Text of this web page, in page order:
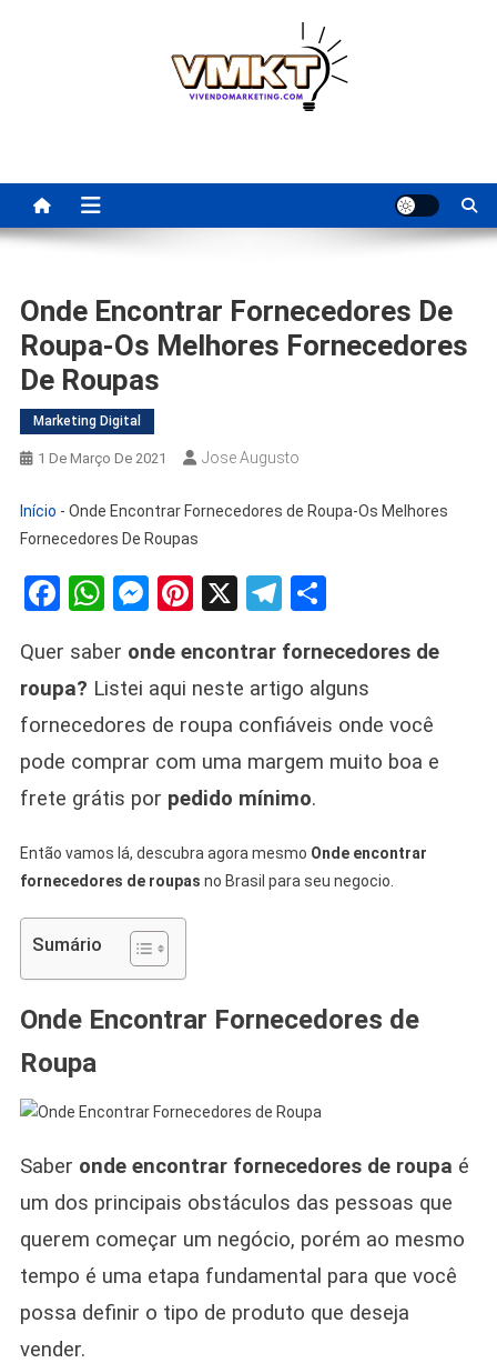
Para Revenda | Vivendo
Marketing
Onde Encontrar Fornecedores De
Roupa-Os Melhores Fornecedores
De Roupas
Marketing Digital
1 De Março De 2021 Jose Augusto
Início - Onde Encontrar Fornecedores de Roupa-Os Melhores
Fornecedores De Roupas
Facebook
WhatsApp
Messenger
Pinterest
X Telegram
Share
Quer saber onde encontrar fornecedores de
roupa? Listei aqui neste artigo alguns
fornecedores de roupa confiáveis onde você
pode comprar com uma margem muito boa e
frete grátis por pedido mínimo.
Então vamos lá, descubra agora mesmo Onde encontrar
fornecedores de roupas no Brasil para seu negocio.
Sumário
Onde Encontrar Fornecedores de
Roupa
Saber onde encontrar fornecedores de roupa é
um dos principais obstáculos das pessoas que
querem começar um negócio, porém ao mesmo
tempo é uma etapa fundamental para que você
possa definir o tipo de produto que deseja
vender.